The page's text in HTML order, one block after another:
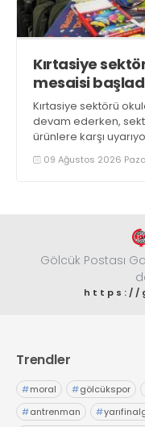
Kırtasiye
mesaisi
Kırtasiye sektörü
devam ederken,
ürünlere karşı
09 Ağustos 2026
Gölcük Postası
https://
Trendler
#moral #gölcükspor
#antrenman #